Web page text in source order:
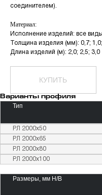
КУПИТЬ
соединителем).
Материал:
Исполнение изделий: все виды
Толщина изделия (мм): 0,7;
Длина изделий (м): 2,0; 2,5; 3,0
Варианты профиля
Тип
РЛ 2000х50
РЛ 2000х65
РЛ 2000х80
РЛ 2000х100
Размеры, мм H/B